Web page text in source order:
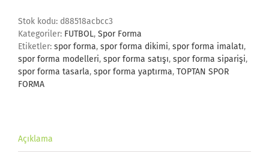
Stok kodu: d88518acbcc3
Kategoriler: FUTBOL, Spor Forma
Etiketler: spor forma, spor forma dikimi, spor forma imalatı,
spor forma modelleri, spor forma satışı, spor forma siparişi,
spor forma tasarla, spor forma yaptırma, TOPTAN SPOR
FORMA
Açıklama